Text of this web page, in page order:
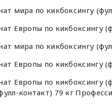
мира по кикбоксингу
Европы по кикбоксингу
мира по кикбоксингу
Европы по кикбоксингу
Европы по кикбоксингу
контакт) 79 кг